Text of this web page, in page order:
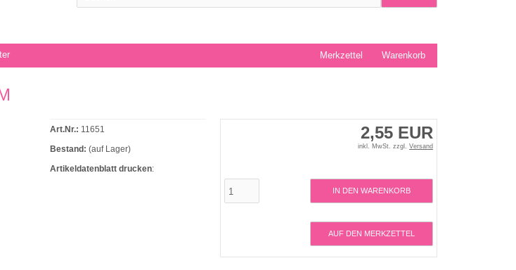
Warenkorb
Merkzettel
2,55 EUR
inkl. MwSt. zzgl. Versand
IN DEN WARENKORB
AUF DEN MERKZETTEL
Art.Nr.: 11651
Bestand: (auf Lager)
Artikeldatenblatt drucken: